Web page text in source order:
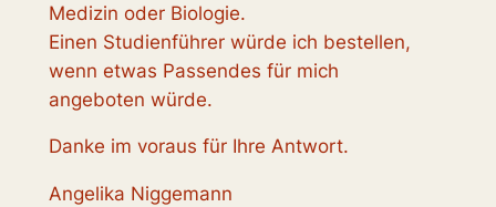
Medizin oder Biologie.
Einen Studienführer würde ich bestellen,
wenn etwas Passendes für mich
angeboten würde.
Danke im voraus für Ihre Antwort.
Angelika Niggemann